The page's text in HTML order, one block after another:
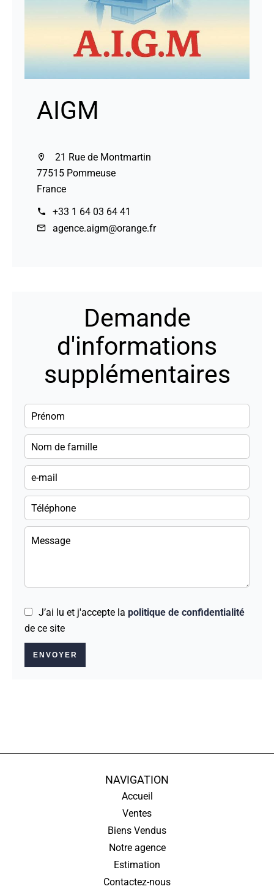
AIGM
21 Rue de Montmartin
77515 Pommeuse
France
+33 1 64 03 64 41
agence.aigm@orange.fr
Demande
d'informations
supplémentaires
J’ai lu et j'accepte la politique de confidentialité
de ce site
ENVOYER
NAVIGATION
Accueil
Ventes
Biens Vendus
Notre agence
Estimation
Contactez-nous